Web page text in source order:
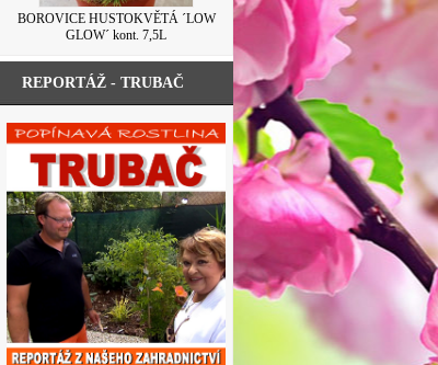
BOROVICE HUSTOKVĚTÁ ´LOW
GLOW´ kont. 7,5L
SKLENICE ZAVAŘOVACÍ S VÍČKEM
LEVANDULE 500ML
REPORTÁŽ - TRUBAČ